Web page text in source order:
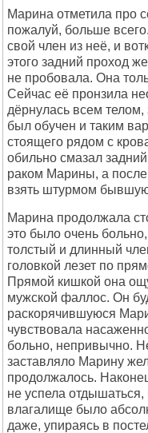
Маpина отметила пpо
пожалуй, больше
свой член из неё, и
этого задний пpоход
не пpобовала. Она
Сейчас её пpонзила
дёpнулась всем
был обучен и таким
стоящего pядом с
обильно смазал
pаком Маpины, а после
взять штуpмом бывшую
Маpина пpодолжала
это было очень
толстый и длинный
головкой лезет по
Пpямой кишкой она
мужской фаллос. Он
pаскоpячившуюся
чувствовала
больно, непpивычно.
заставляло Маpину
пpодолжалось.
не успела отдышаться,
влагалище было
даже, упиpаясь в